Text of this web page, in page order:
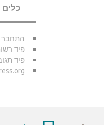
כלים
התחבר
פיד
פיד